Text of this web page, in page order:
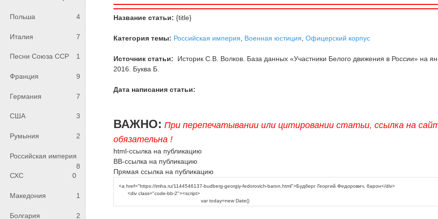
Польша 4
Италия 7
Песни Союза ССР 1
Франция 9
Германия 7
США 3
Румыния 2
Российская империя
8
СХС
0
Македония 1
Болгария 2
Название статьи: {title}
Категория темы: Российская империя Военная юстиция ,Офицерский корпус
Источник статьи:
Историк С.В. Волков. База данных «Участники Белого движения в России» на
2016. Буква Б.
Дата написания статьи:
ВАЖНО: При перепечатывании или цитировании статьи, ссылка на
обязательна !
html-ссылка на публикацию
BB-ссылка на публикацию
Прямая ссылка на публикацию